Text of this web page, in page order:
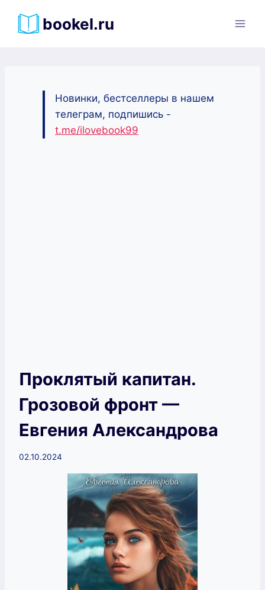
bookel.ru
Новинки, бестселлеры в нашем
телеграм, подпишись -
t.me/ilovebook99
Проклятый капитан.
Грозовой фронт —
Евгения Александрова
02.10.2024